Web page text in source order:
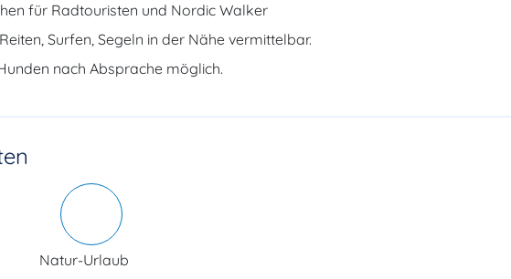
für Radtouristen und Nordic Walker
Surfen, Segeln in der Nähe vermittelbar.
nach Absprache möglich.
Natur-Urlaub